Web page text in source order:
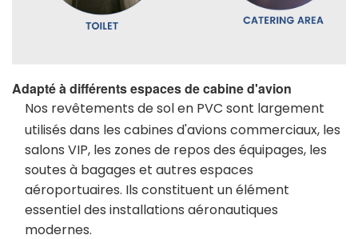
Adapté à différents espaces de cabine d'avion
Nos revêtements de sol en PVC sont largement
utilisés dans les cabines d'avions commerciaux, les
salons VIP, les zones de repos des équipages, les
soutes à bagages et autres espaces
aéroportuaires. Ils constituent un élément
essentiel des installations aéronautiques
modernes.